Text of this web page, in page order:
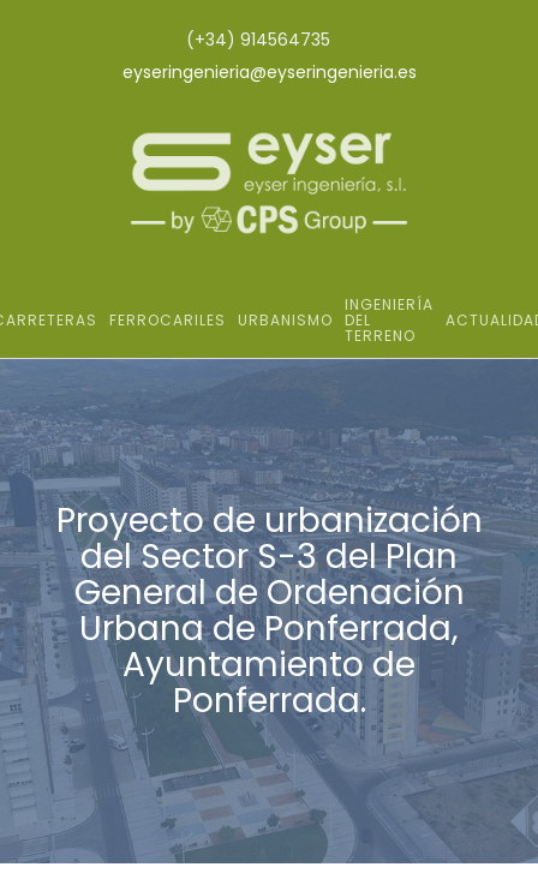
(+34) 914564735
eyseringenieria@eyseringenieria.es
FERROCARILES URBANISMO
INGENIERÍA
DEL
TERRENO
Proyecto de urbanización
del Sector S-3 del Plan
General de Ordenación
Urbana de Ponferrada,
Ayuntamiento de
Ponferrada.